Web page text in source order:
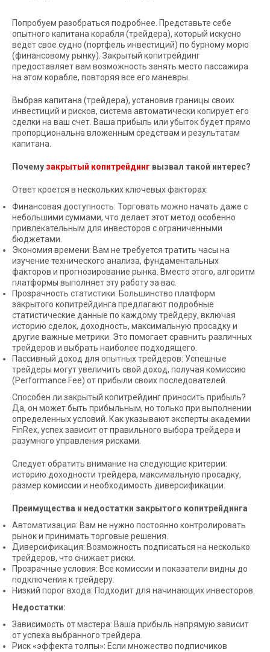
Попробуем разобраться подробнее. Представьте себе
опытного капитана корабля (трейдера), который искусно
ведет свое судно (портфель инвестиций) по бурному морю
(финансовому рынку). Закрытый копитрейдинг
предоставляет вам возможность занять место пассажира
на этом корабле, повторяя все его маневры.
Выбрав капитана (трейдера), установив границы своих
инвестиций и рисков, система автоматически копирует его
сделки на ваш счет. Ваша прибыль или убыток будет прямо
пропорциональна вложенным средствам и результатам
капитана.
Почему закрытый копитрейдинг вызвал такой интерес?
Ответ кроется в нескольких ключевых факторах:
Финансовая доступность: Торговать можно начать даже с
небольшими суммами, что делает этот метод особенно
привлекательным для инвесторов с ограниченными
бюджетами.
Экономия времени: Вам не требуется тратить часы на
изучение технического анализа, фундаментальных
факторов и прогнозирование рынка. Вместо этого, алгоритм
платформы выполняет эту работу за вас.
Прозрачность статистики: Большинство платформ
закрытого копитрейдинга предлагают подробные
статистические данные по каждому трейдеру, включая
историю сделок, доходность, максимальную просадку и
другие важные метрики. Это помогает сравнить различных
трейдеров и выбрать наиболее подходящего.
Пассивный доход для опытных трейдеров: Успешные
трейдеры могут увеличить свой доход, получая комиссию
(Performance Fee) от прибыли своих последователей.
Способен ли закрытый копитрейдинг приносить прибыль?
Да, он может быть прибыльным, но только при выполнении
определенных условий. Как указывают эксперты академии
FinRex, успех зависит от правильного выбора трейдера и
разумного управления рисками.
Следует обратить внимание на следующие критерии:
историю доходности трейдера, максимальную просадку,
размер комиссии и необходимость диверсификации.
Преимущества и недостатки закрытого копитрейдинга
Автоматизация: Вам не нужно постоянно контролировать
рынок и принимать торговые решения.
Диверсификация: Возможность подписаться на несколько
трейдеров, что снижает риски.
Прозрачные условия: Все комиссии и показатели видны до
подключения к трейдеру.
Низкий порог входа: Подходит для начинающих инвесторов.
Недостатки:
Зависимость от мастера: Ваша прибыль напрямую зависит
от успеха выбранного трейдера.
Риск «эффекта толпы»: Если множество подписчиков